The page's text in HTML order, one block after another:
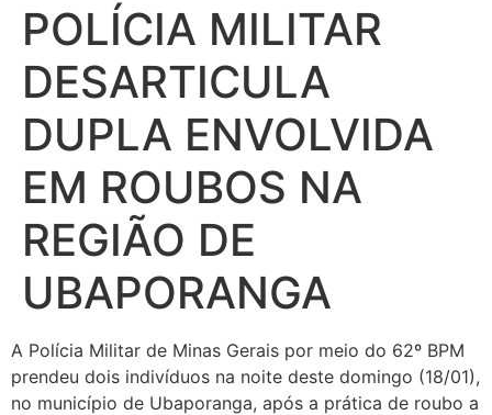
POLÍCIA MILITAR
DESARTICULA
DUPLA ENVOLVIDA
EM ROUBOS NA
REGIÃO DE
UBAPORANGA
A Polícia Militar de Minas Gerais por meio do 62º BPM
prendeu dois indivíduos na noite deste domingo (18/01),
no município de Ubaporanga, após a prática de roubo a